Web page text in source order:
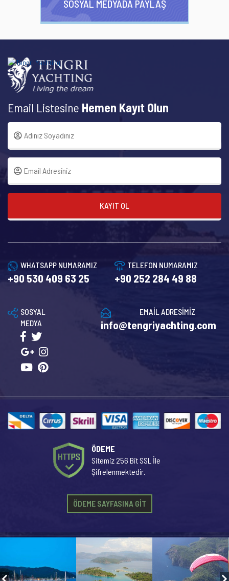
SOSYAL MEDYADA PAYLAŞ
Email Listesine Hemen Kayıt Olun
KAYIT OL
WHATSAPP NUMARAMIZ
+90 530 409 63 25
TELEFON NUMARAMIZ
+90 252 284 49 88
EMAİL ADRESİMİZ
info@tengriyachting.com
SOSYAL
MEDYA
ÖDEME
Sitemiz 256 Bit SSL İle
Şifrelenmektedir.
ÖDEME SAYFASINA GİT